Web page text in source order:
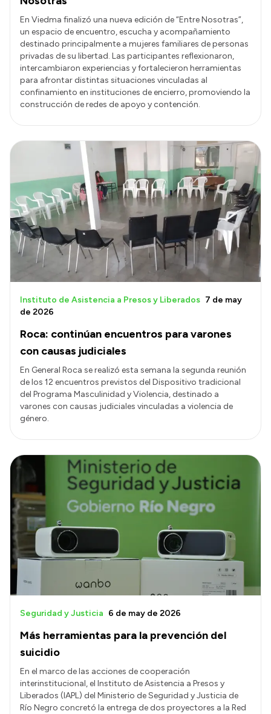
En Viedma finalizó una nueva edición de “Entre Nosotras”,
un espacio de encuentro, escucha y acompañamiento
destinado principalmente a mujeres familiares de personas
privadas de su libertad. Las participantes reflexionaron,
intercambiaron experiencias y fortalecieron herramientas
para afrontar distintas situaciones vinculadas al
confinamiento en instituciones de encierro, promoviendo la
construcción de redes de apoyo y contención.
Roca: continúan encuentros para varones
con causas judiciales
Instituto de Asistencia a Presos y Liberados 7 de may
de 2026
En General Roca se realizó esta semana la segunda reunión
de los 12 encuentros previstos del Dispositivo tradicional
del Programa Masculinidad y Violencia, destinado a
varones con causas judiciales vinculadas a violencia de
género.
Más herramientas para la prevención del
suicidio
Seguridad y Justicia 6 de may de 2026
En el marco de las acciones de cooperación
interinstitucional, el Instituto de Asistencia a Presos y
Liberados (IAPL) del Ministerio de Seguridad y Justicia de
Río Negro concretó la entrega de dos proyectores a la Red